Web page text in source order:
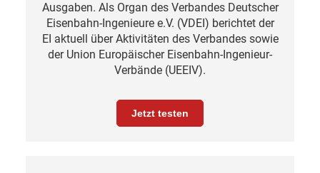
Ausgaben. Als Organ des Verbandes Deutscher
Eisenbahn-Ingenieure e.V. (VDEI) berichtet der
EI aktuell über Aktivitäten des Verbandes sowie
der Union Europäischer Eisenbahn-Ingenieur-
Verbände (UEEIV).
Jetzt testen